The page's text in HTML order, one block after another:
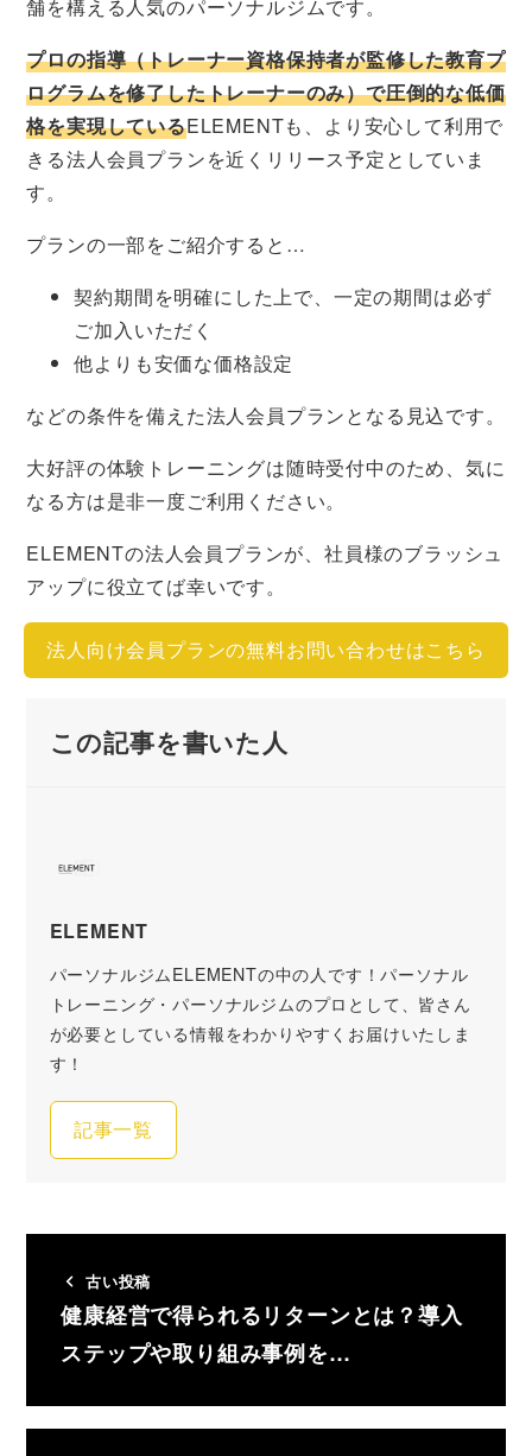
舗を構える人気のパーソナルジムです。
プロの指導（トレーナー資格保持者が監修した教育プ
ログラムを修了したトレーナーのみ）で圧倒的な低価
格を実現しているELEMENTも、より安心して利用で
きる法人会員プランを近くリリース予定としていま
す。
プランの一部をご紹介すると…
契約期間を明確にした上で、一定の期間は必ず
ご加入いただく
他よりも安価な価格設定
などの条件を備えた法人会員プランとなる見込です。
大好評の体験トレーニングは随時受付中のため、気に
なる方は是非一度ご利用ください。
ELEMENTの法人会員プランが、社員様のブラッシュ
アップに役立てば幸いです。
法人向け会員プランの無料お問い合わせはこちら
この記事を書いた人
ELEMENT
パーソナルジムELEMENTの中の人です！パーソナル
トレーニング・パーソナルジムのプロとして、皆さん
が必要としている情報をわかりやすくお届けいたしま
す！
記事一覧
古い投稿
健康経営で得られるリターンとは？導入
ステップや取り組み事例を…